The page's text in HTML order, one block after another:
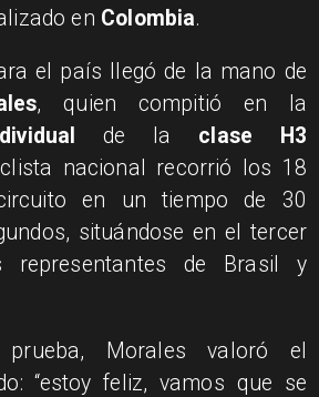
en Colombia.
el país llegó de la mano de
, quien compitió en la
de la clase H3
nacional recorrió los 18
en un tiempo de 30
situándose en el tercer
de Brasil y
Morales valoró el
“estoy feliz, vamos que se